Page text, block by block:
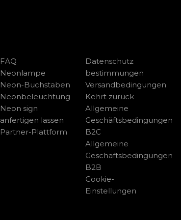
FAQ
Neonlampe
Neon-Buchstaben
Neonbeleuchtung
Neon sign
anfertigen lassen
Partner-Plattform
Datenschutz
bestimmungen
Versandbedingungen
Kehrt zurück
Allgemeine
Geschäftsbedingungen
B2C
Allgemeine
Geschäftsbedingungen
B2B
Cookie-
Einstellungen